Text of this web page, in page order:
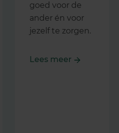
goed voor de
ander én voor
jezelf te zorgen.
Lees meer